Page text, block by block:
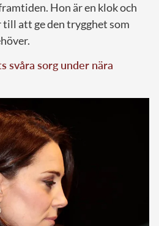
Hon är en klok och
till att ge den trygghet som
svåra sorg under nära